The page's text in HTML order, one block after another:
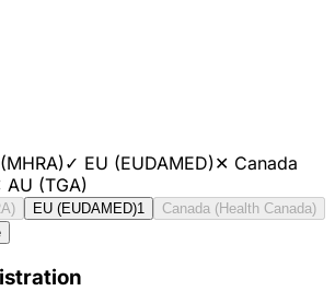
✓ EU (EUDAMED)✕ Canada
AU (TGA)
EU (EUDAMED)1
Canada (Health Canada)